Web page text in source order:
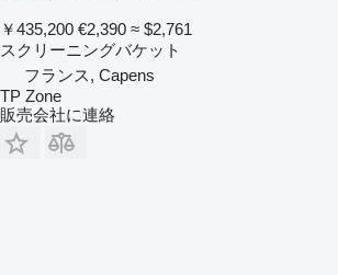
￥435,200 €2,390 ≈ $2,761
スクリーニングバケット
フランス, Capens
TP Zone
販売会社に連絡